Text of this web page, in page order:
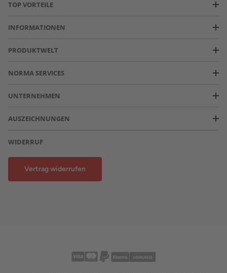
TOP VORTEILE
INFORMATIONEN
PRODUKTWELT
NORMA SERVICES
UNTERNEHMEN
AUSZEICHNUNGEN
WIDERRUF
Vertrag widerrufen